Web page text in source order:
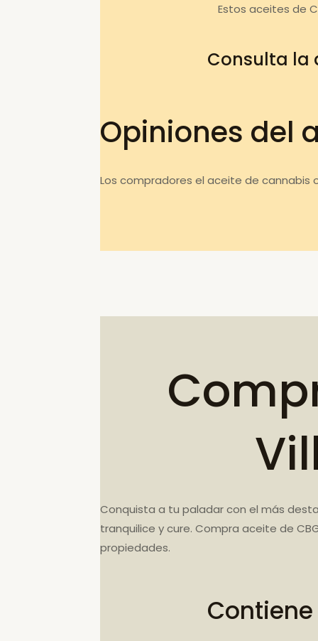
Estos aceites de
Consulta la
Opiniones del
Los compradores el aceite de cannabis
Conquista a tu paladar con el más
tranquilice y cure. Compra aceite de
propiedades.